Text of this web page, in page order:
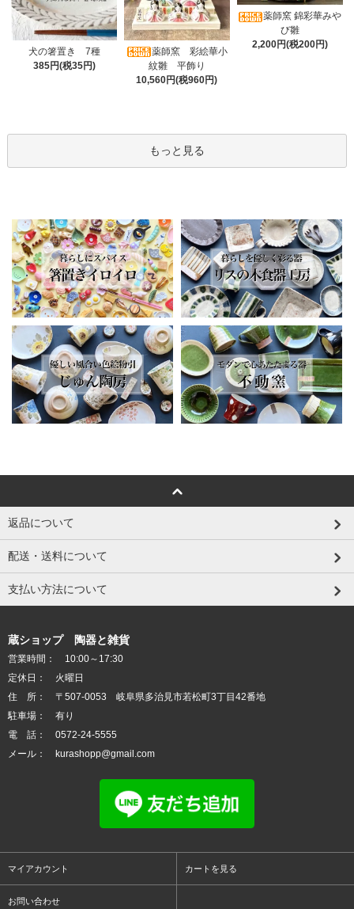
犬の箸置き 7種
385円(税35円)
薬師窯 彩絵華小
紋雛 平飾り
10,560円(税960円)
薬師窯 錦彩華みや
び雛
2,200円(税200円)
もっと見る
返品について
配送・送料について
支払い方法について
蔵ショップ 陶器と雑貨
営業時間： 10:00～17:30
定休日： 火曜日
住 所： 〒507-0053 岐阜県多治見市若松町3丁目42番地
駐車場： 有り
電 話： 0572-24-5555
メール： kurashopp@gmail.com
マイアカウント カートを見る
お問い合わせ